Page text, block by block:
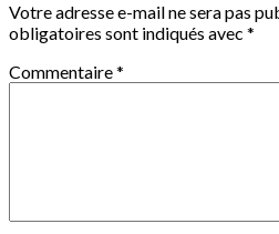
Votre adresse e-mail ne sera pas
obligatoires sont indiqués avec *
Commentaire*